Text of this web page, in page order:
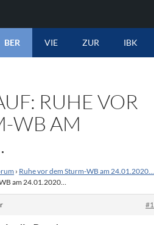
BER VIE ZUR IBK
RUHE VOR
WB AM
› Ruhe vor dem Sturm-WB am 24.01.2020…
am 24.01.2020…